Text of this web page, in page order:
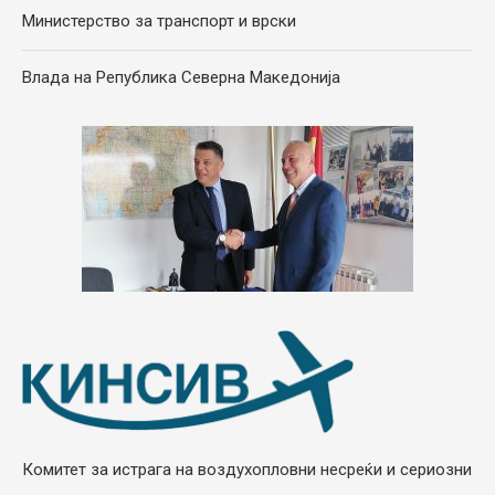
Министерство за транспорт и врски
Влада на Република Северна Македонија
Комитет за истрага на воздухопловни несреќи и сериозни